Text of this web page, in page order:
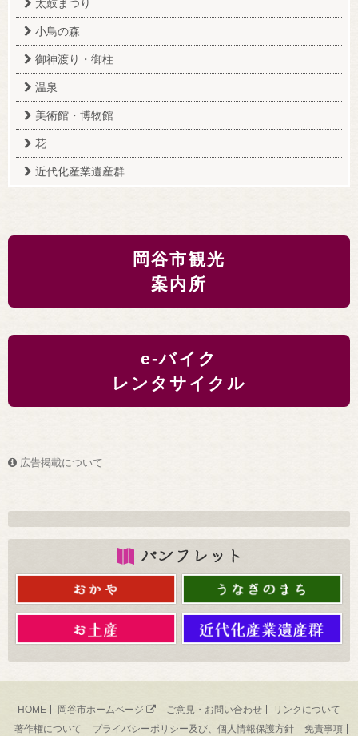
太鼓まつり
小鳥の森
御神渡り・御柱
温泉
美術館・博物館
花
近代化産業遺産群
岡谷市観光
案内所
e-バイク
レンタサイクル
広告掲載について
HOME 岡谷市ホームページ ご意見・お問い合わせ
リンクについて
著作権について
プライバシーポリシー及び、個人情報保護方針 免責事項